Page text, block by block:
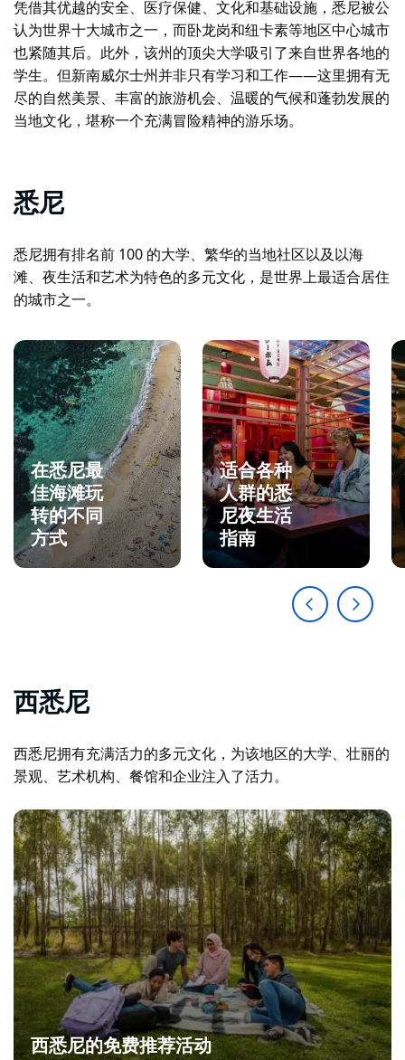
凭借其优越的安全、医疗保健、文化和基础设施，悉尼被公
认为世界十大城市之一，而卧龙岗和纽卡素等地区中心城市
也紧随其后。此外，该州的顶尖大学吸引了来自世界各地的
学生。但新南威尔士州并非只有学习和工作——这里拥有无
尽的自然美景、丰富的旅游机会、温暖的气候和蓬勃发展的
当地文化，堪称一个充满冒险精神的游乐场。
悉尼
悉尼拥有排名前 100 的大学、繁华的当地社区以及以海
滩、夜生活和艺术为特色的多元文化，是世界上最适合居住
的城市之一。
在悉尼最
佳海滩玩
转的不同
方式
适合各种
人群的悉
尼夜生活
指南
西悉尼
西悉尼拥有充满活力的多元文化，为该地区的大学、壮丽的
景观、艺术机构、餐馆和企业注入了活力。
西悉尼的免费推荐活动